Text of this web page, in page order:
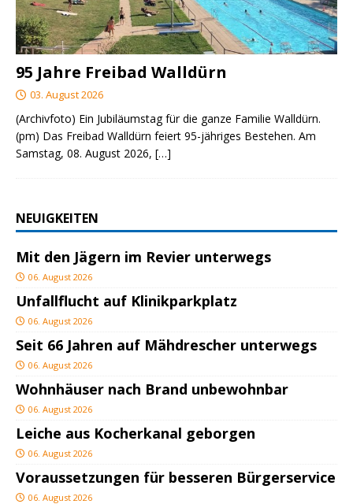
95 Jahre Freibad Walldürn
03. August 2026
(Archivfoto) Ein Jubiläumstag für die ganze Familie Walldürn.
(pm) Das Freibad Walldürn feiert 95-jähriges Bestehen. Am
Samstag, 08. August 2026, […]
NEUIGKEITEN
Mit den Jägern im Revier unterwegs
06. August 2026
Unfallflucht auf Klinikparkplatz
06. August 2026
Seit 66 Jahren auf Mähdrescher unterwegs
06. August 2026
Wohnhäuser nach Brand unbewohnbar
06. August 2026
Leiche aus Kocherkanal geborgen
06. August 2026
Voraussetzungen für besseren Bürgerservice
06. August 2026